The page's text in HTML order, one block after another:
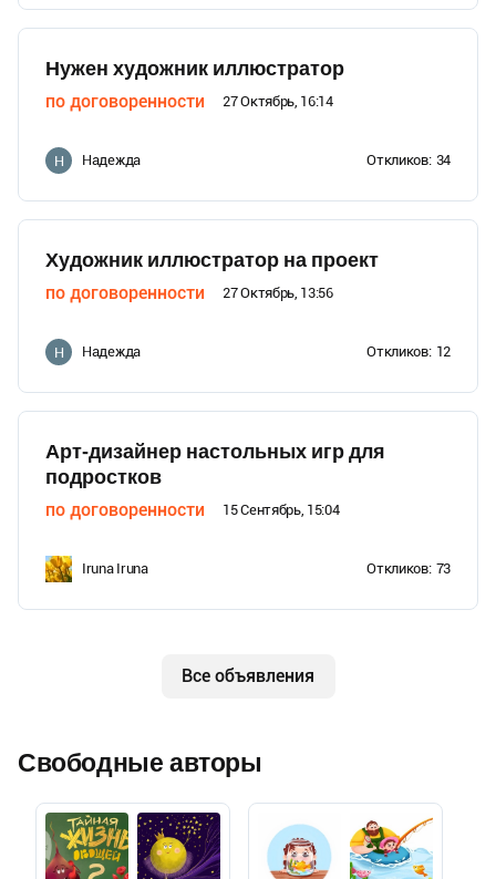
Нужен художник иллюстратор
по договоренности 27 Октябрь, 16:14
Н Надежда Откликов: 34
Художник иллюстратор на проект
по договоренности 27 Октябрь, 13:56
Н Надежда Откликов: 12
Арт-дизайнер настольных игр для
подростков
по договоренности 15 Сентябрь, 15:04
Iruna Iruna Откликов: 73
Все объявления
Свободные авторы